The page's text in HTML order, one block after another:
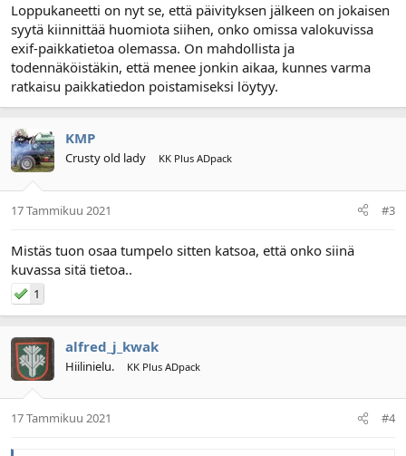
Loppukaneetti on nyt se, että päivityksen jälkeen on jokaisen
syytä kiinnittää huomiota siihen, onko omissa valokuvissa
exif-paikkatietoa olemassa. On mahdollista ja
todennäköistäkin, että menee jonkin aikaa, kunnes varma
ratkaisu paikkatiedon poistamiseksi löytyy.
KMP
Crusty old lady KK Plus ADpack
17 Tammikuu 2021 #3
Mistäs tuon osaa tumpelo sitten katsoa, että onko siinä
kuvassa sitä tietoa..
1
alfred_j_kwak
Hiilinielu. KK Plus ADpack
17 Tammikuu 2021 #4